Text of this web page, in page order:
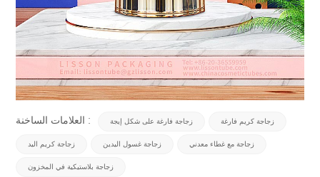
العلامات الساخنة : زجاجة فارغة على شكل إيجة
زجاجة كريم فارغة
زجاجة كريم اليد
زجاجة غسول اليدين
زجاجة مع غطاء معدني
زجاجة بلاستيكية في المخزون